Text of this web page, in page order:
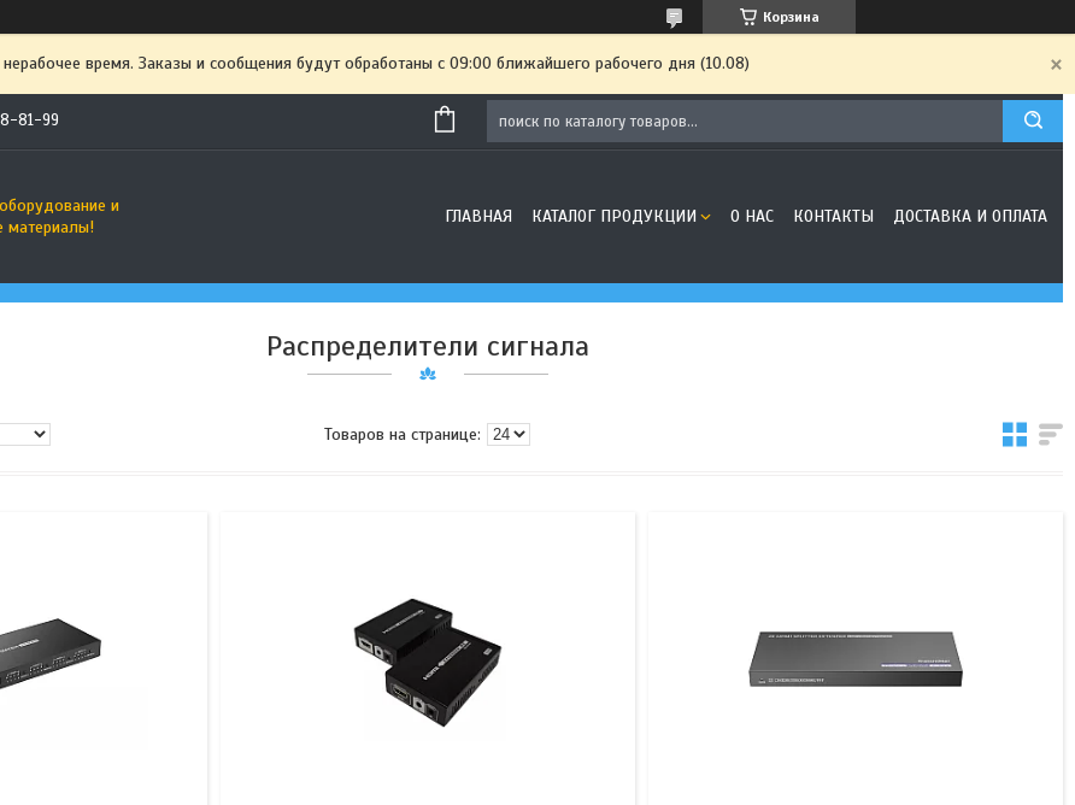
Корзина
время. Заказы и сообщения будут обработаны с 09:00 ближайшего рабочего дня (10.08)
81-99
и
материалы!
ГЛАВНАЯ КАТАЛОГ ПРОДУКЦИИ О НАС КОНТАКТЫ ДОСТАВКА И ОПЛАТА
Распределители сигнала